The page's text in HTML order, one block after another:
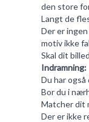
den store
Langt de
Der er
motiv ikke
Skal dit
Indramning:
Du har
Bor du i
Matcher dit
Der er ikke